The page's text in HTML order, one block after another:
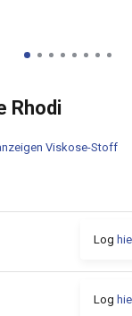
Rhodi
Viskose-Stoff
Log
Log